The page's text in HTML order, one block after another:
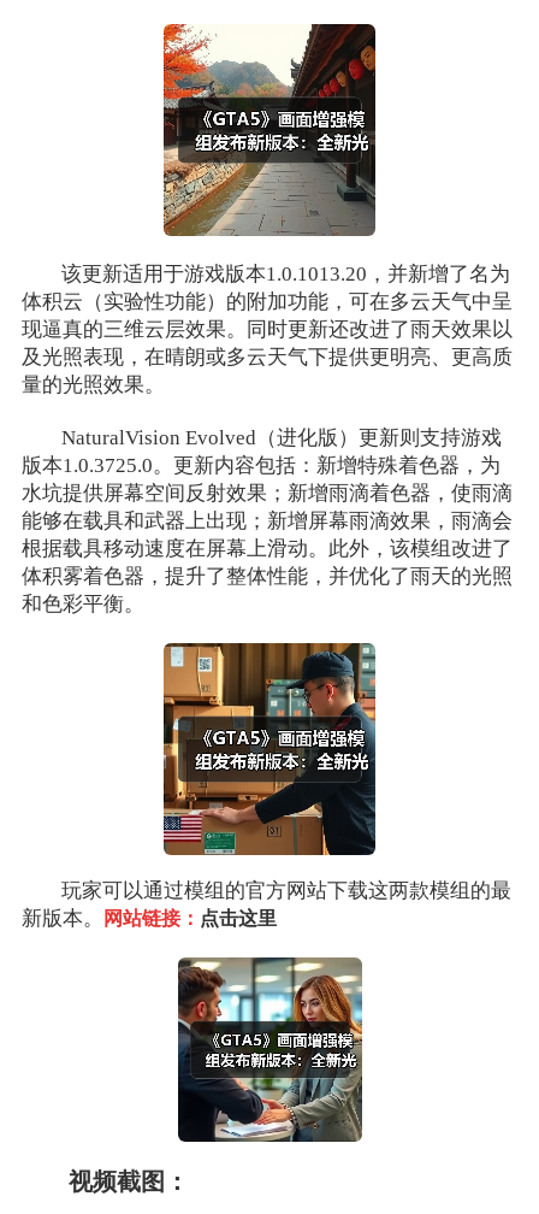
该更新适用于游戏版本1.0.1013.20，并新增了名为
体积云（实验性功能）的附加功能，可在多云天气中呈
现逼真的三维云层效果。同时更新还改进了雨天效果以
及光照表现，在晴朗或多云天气下提供更明亮、更高质
量的光照效果。
NaturalVision Evolved（进化版）更新则支持游戏
版本1.0.3725.0。更新内容包括：新增特殊着色器，为
水坑提供屏幕空间反射效果；新增雨滴着色器，使雨滴
能够在载具和武器上出现；新增屏幕雨滴效果，雨滴会
根据载具移动速度在屏幕上滑动。此外，该模组改进了
体积雾着色器，提升了整体性能，并优化了雨天的光照
和色彩平衡。
玩家可以通过模组的官方网站下载这两款模组的最
新版本。
网站链接： 点击这里
视频截图：